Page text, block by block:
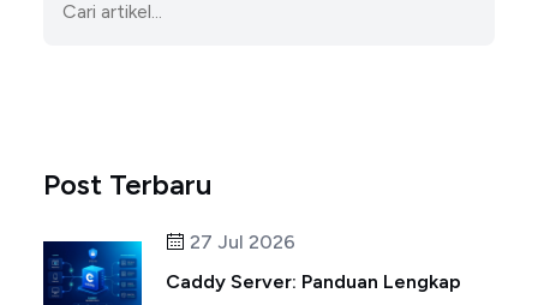
Post Terbaru
27 Jul 2026
Caddy Server: Panduan Lengkap